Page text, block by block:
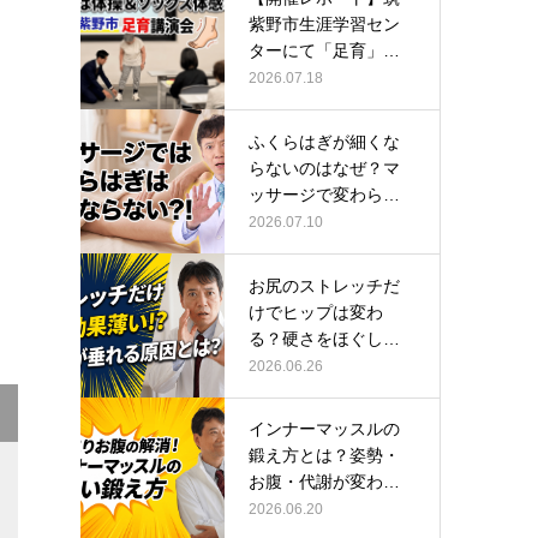
紫野市生涯学習セン
ターにて「足育」講
演会に登壇し…
2026.07.18
ふくらはぎが細くな
らないのはなぜ？マ
ッサージで変わらな
い根本原因
2026.07.10
お尻のストレッチだ
けでヒップは変わ
る？硬さをほぐして
整える正しい方…
2026.06.26
インナーマッスルの
鍛え方とは？姿勢・
お腹・代謝が変わる
トレーニング…
2026.06.20